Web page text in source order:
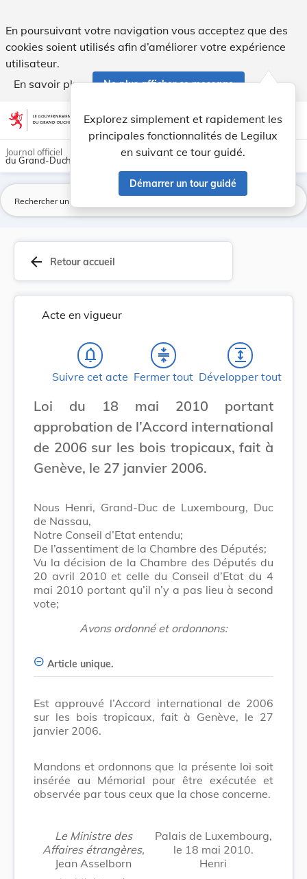
En poursuivant votre navigation vous acceptez que des
cookies soient utilisés afin d’améliorer votre expérience
utilisateur.
En savoir plus
Ne plus afficher ce message
Aller au contenu account_circle help Aide
Explorez simplement et rapidement les
principales fonctionnalités de Legilux
en suivant ce tour guidé.
Démarrer un tour guidé
light_mode dark_mode
Journal officiel
du Grand-Duché de Luxembourg
arrow_back Retour accueil
Acte en vigueur
notifications_none
Suivre cet acte
compress
Fermer tout
expand
Développer tout
Loi du 18 mai 2010 portant
approbation de l’Accord international
de 2006 sur les bois tropicaux, fait à
Genève, le 27 janvier 2006.
Nous Henri, Grand-Duc de Luxembourg, Duc
de Nassau,
Notre Conseil d’Etat entendu;
De l’assentiment de la Chambre des Députés;
Vu la décision de la Chambre des Députés du
20 avril 2010 et celle du Conseil d’Etat du 4
mai 2010 portant qu’il n’y a pas lieu à second
vote;
Avons ordonné et ordonnons:
Article unique.
Est approuvé l’Accord international de 2006
sur les bois tropicaux, fait à Genève, le 27
janvier 2006.
Mandons et ordonnons que la présente loi soit
insérée au Mémorial pour être exécutée et
observée par tous ceux que la chose concerne.
Le Ministre des
Affaires étrangères,
Jean Asselborn
Palais de Luxembourg,
le 18 mai 2010.
Henri